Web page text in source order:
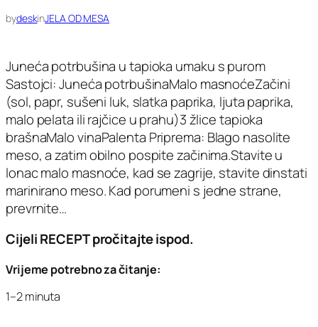
bydeskinJELA OD MESA
Juneća potrbušina u tapioka umaku s purom
Sastojci: Juneća potrbušinaMalo masnoćeZačini
(sol, papr, sušeni luk, slatka paprika, ljuta paprika,
malo pelata ili rajčice u prahu)3 žlice tapioka
brašnaMalo vinaPalenta Priprema: Blago nasolite
meso, a zatim obilno pospite začinima.Stavite u
lonac malo masnoće, kad se zagrije, stavite dinstati
marinirano meso. Kad porumeni s jedne strane,
prevrnite…
Cijeli RECEPT pročitajte ispod.
Vrijeme potrebno za čitanje:
1–2 minuta